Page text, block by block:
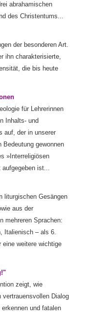
abrahamischen
des Christentums...
der besonderen Art.
ihn charakterisierte,
die bis heute
für Lehrerinnen
Inhalts- und
auf, der in unserer
gewonnen
»Interreligiösen
aufgegeben ist...
liturgischen Gesängen
aus der
mehreren Sprachen:
Italienisch – als 6.
eine weitere wichtige
zeigt, wie
vertrauensvollen Dialog
und fatalen